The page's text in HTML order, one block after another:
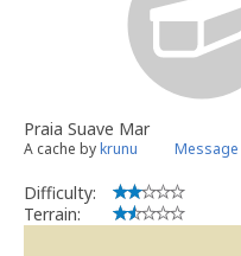
Praia Suave Mar
A cache bykrunu
Difficulty:
Terrain: